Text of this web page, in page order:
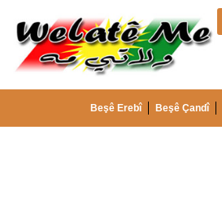
Beşê Erebî Beşê Çandî